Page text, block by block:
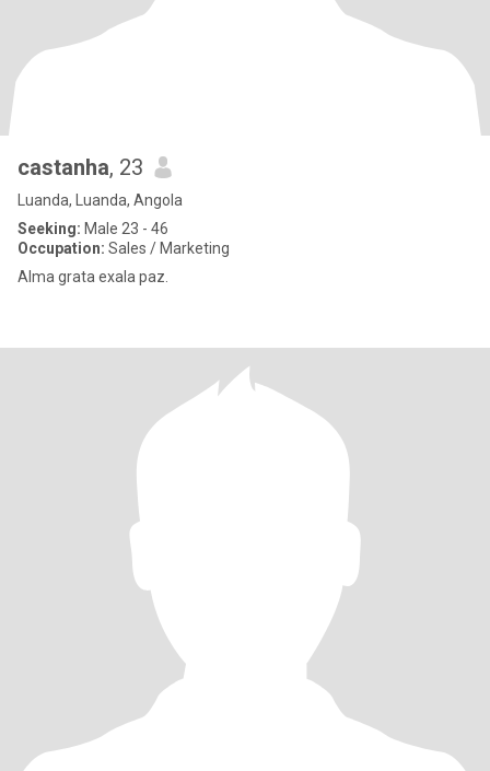
castanha, 23
Luanda, Luanda, Angola
Seeking: Male 23 - 46
Occupation: Sales / Marketing
Alma grata exala paz.